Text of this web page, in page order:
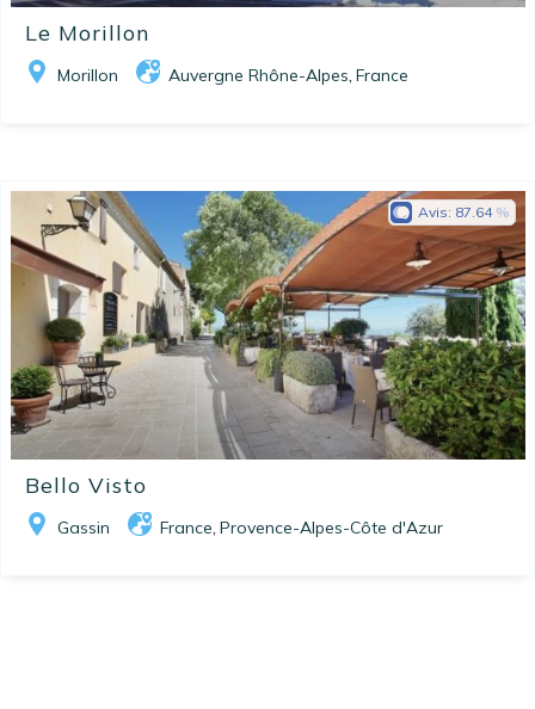
Le Morillon
Morillon Auvergne Rhône-Alpes, France
Bello Visto
Gassin France, Provence-Alpes-Côte d'Azur
Avis: 87.64